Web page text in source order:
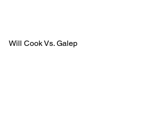
Will Cook Vs. Galep